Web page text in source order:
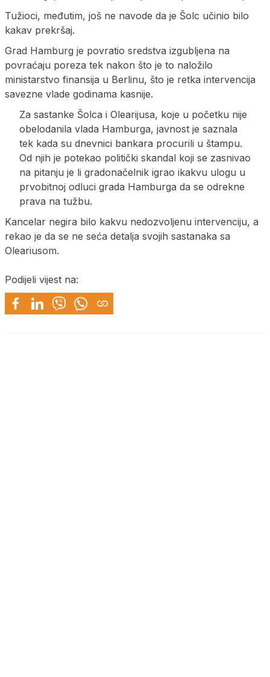
Tužioci, međutim, još ne navode da je Šolc učinio bilo
kakav prekršaj.
Grad Hamburg je povratio sredstva izgubljena na
povraćaju poreza tek nakon što je to naložilo
ministarstvo finansija u Berlinu, što je retka intervencija
savezne vlade godinama kasnije.
Za sastanke Šolca i Olearijusa, koje u početku nije
obelodanila vlada Hamburga, javnost je saznala
tek kada su dnevnici bankara procurili u štampu.
Od njih je potekao politički skandal koji se zasnivao
na pitanju je li gradonačelnik igrao ikakvu ulogu u
prvobitnoj odluci grada Hamburga da se odrekne
prava na tužbu.
Kancelar negira bilo kakvu nedozvoljenu intervenciju, a
rekao je da se ne seća detalja svojih sastanaka sa
Oleariusom.
Podijeli vijest na: